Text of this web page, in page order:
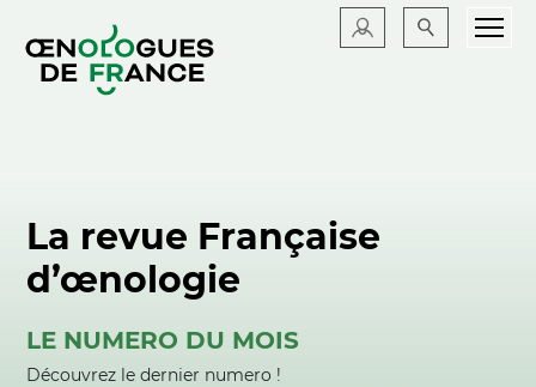
La revue Française
d’œnologie
LE NUMERO DU MOIS
Découvrez le dernier numero !